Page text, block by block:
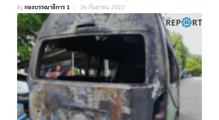
Byกองบรรณาธิการ 1 26 กันยายน 2022